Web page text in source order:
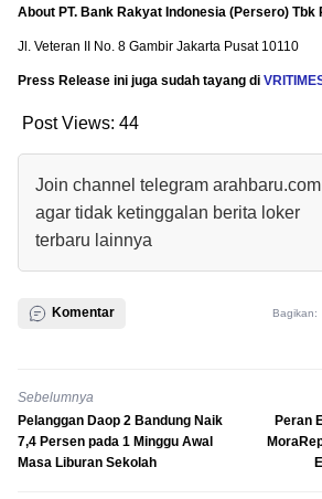
About PT. Bank Rakyat Indonesia (Persero) Tbk
Jl. Veteran II No. 8 Gambir Jakarta Pusat 10110
Press Release ini juga sudah tayang di
Post Views: 44
Join channel telegram arahbaru.com
agar tidak ketinggalan berita loker
terbaru lainnya
Komentar Bagikan:
Sebelumnya
Pelanggan Daop 2 Bandung Naik
7,4 Persen pada 1 Minggu Awal
Masa Liburan Sekolah
Peran